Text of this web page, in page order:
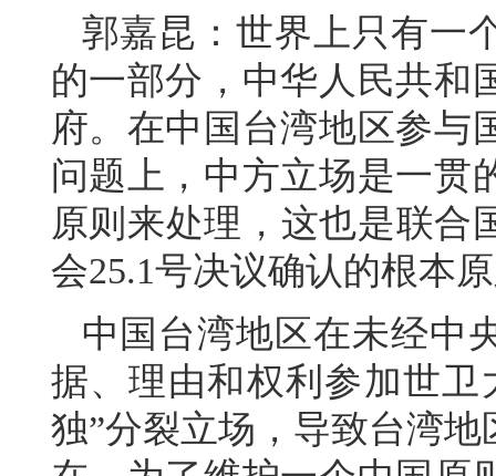
郭嘉昆：世界上只有一
的一部分，中华人民共和
府。在中国台湾地区参与
问题上，中方立场是一贯
原则来处理，这也是联合
会25.1号决议确认的根本
中国台湾地区在未经中
据、理由和权利参加世
独”分裂立场，导致台湾